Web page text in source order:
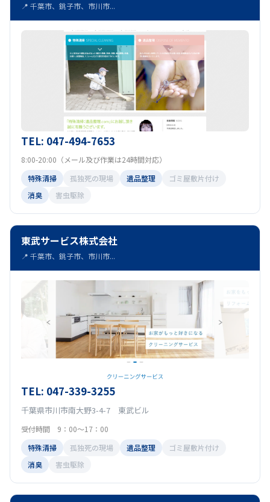
📍 千葉市、銚子市、市川市...
TEL: 047-494-7653
8:00-20:00（メール及び作業は24時間対応）
特殊清掃
孤独死の現場 遺品整理
ゴミ屋敷片付け
消臭
害虫駆除
東武サービス株式会社
📍 千葉市、銚子市、市川市...
TEL: 047-339-3255
千葉県市川市南大野3-4-7 東武ビル
受付時間 9：00～17：00
特殊清掃
孤独死の現場 遺品整理
ゴミ屋敷片付け
消臭
害虫駆除